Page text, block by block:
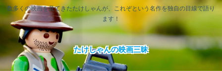
数多くの映画を見てきたたけしゃんが、これぞという名作を独自の目線で語り
ます！
たけしゃんの映画三昧